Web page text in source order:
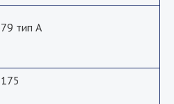
79 тип А
175